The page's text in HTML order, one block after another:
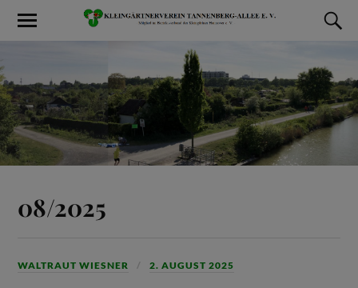
08/2025
WALTRAUT WIESNER 2. AUGUST 2025